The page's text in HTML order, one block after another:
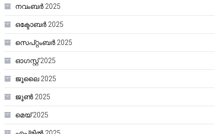
നവംബർ 2025
ഒക്ടോബർ 2025
സെപ്റ്റംബർ 2025
ഓഗസ്റ്റ്‌ 2025
ജൂലൈ 2025
ജൂൺ 2025
മെയ്‌ 2025